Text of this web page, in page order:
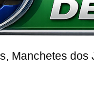
Manchetes